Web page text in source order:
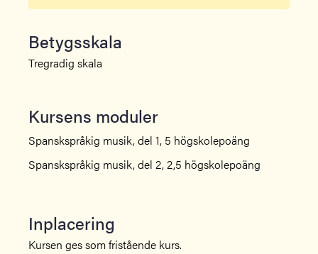
Betygsskala
Tregradig skala
Kursens moduler
Spanskspråkig musik, del 1, 5 högskolepoäng
Spanskspråkig musik, del 2, 2,5 högskolepoäng
Inplacering
Kursen ges som fristående kurs.